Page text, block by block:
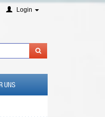
Login
UNS